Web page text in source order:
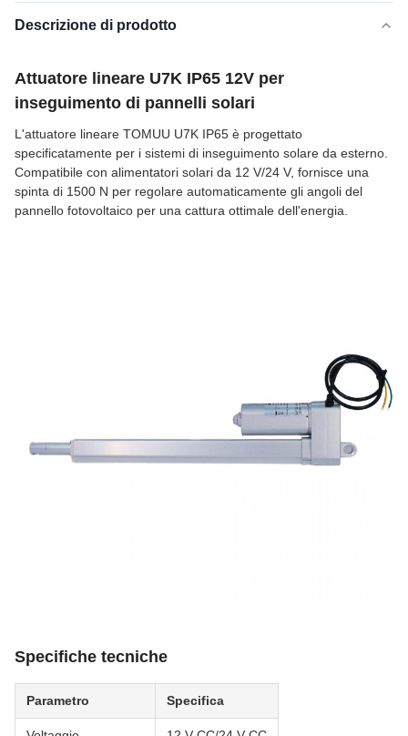
Descrizione di prodotto
Attuatore lineare U7K IP65 12V per
inseguimento di pannelli solari
L'attuatore lineare TOMUU U7K IP65 è progettato
specificatamente per i sistemi di inseguimento solare da esterno.
Compatibile con alimentatori solari da 12 V/24 V, fornisce una
spinta di 1500 N per regolare automaticamente gli angoli del
pannello fotovoltaico per una cattura ottimale dell'energia.
Specifiche tecniche
Parametro Specifica